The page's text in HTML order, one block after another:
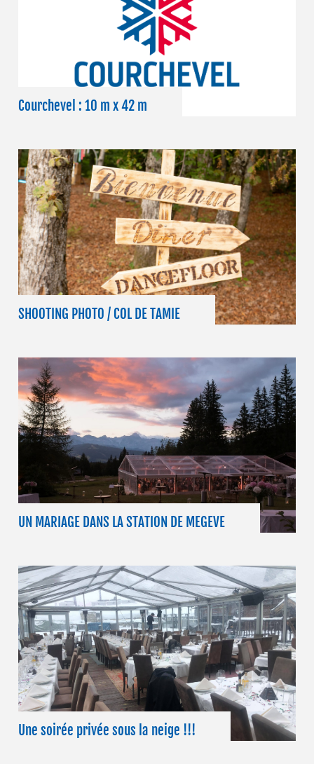
Courchevel : 10 m x 42 m
SHOOTING PHOTO / COL DE TAMIE
UN MARIAGE DANS LA STATION DE MEGEVE
Une soirée privée sous la neige !!!